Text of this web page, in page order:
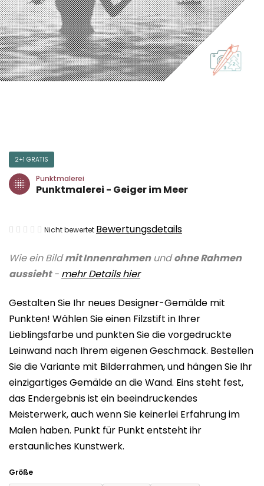
Wie ein Bildmit Innenrahmenundohne Rahmen
aussieht- mehr Detailshier
Gestalten Sie Ihr neues Designer-Gemälde mit
Punkten! Wählen Sie einen Filzstift in Ihrer
Lieblingsfarbe und punkten Sie die vorgedruckte
Leinwand nach Ihrem eigenen Geschmack. Bestellen
Sie die Variante mit Bilderrahmen, und hängen Sie Ihr
einzigartiges Gemälde an die Wand. Eins steht fest,
das Endergebnis ist ein beeindruckendes
Meisterwerk, auch wenn Sie keinerlei Erfahrung im
Malen haben. Punkt für Punkt entsteht ihr
erstaunliches Kunstwerk.
Größe
2+1 GRATIS
Punktmalerei
Punktmalerei - Geiger im Meer
Die
Produktbewertung
ist
von
5
Sternen.
Nicht bewertet Bewertungsdetails